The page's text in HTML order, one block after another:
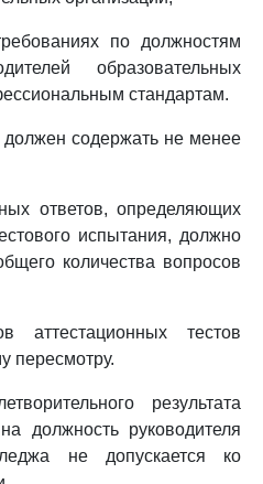
по должностям
образовательных
стандартам.
должен содержать не менее
ответов, определяющих
испытания, должно
количества вопросов
аттестационных тестов
пересмотру.
результата
должность руководителя
не допускается ко